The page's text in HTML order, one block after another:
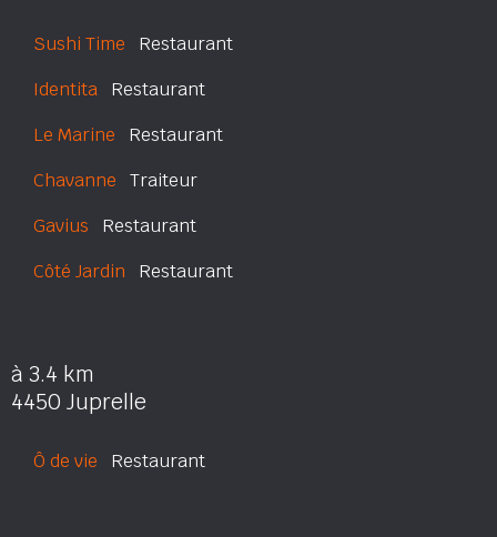
Sushi Time Restaurant
Identita Restaurant
Le Marine Restaurant
Chavanne Traiteur
Gavius Restaurant
Côté Jardin Restaurant
à 3.4 km
4450 Juprelle
Ô de vie Restaurant